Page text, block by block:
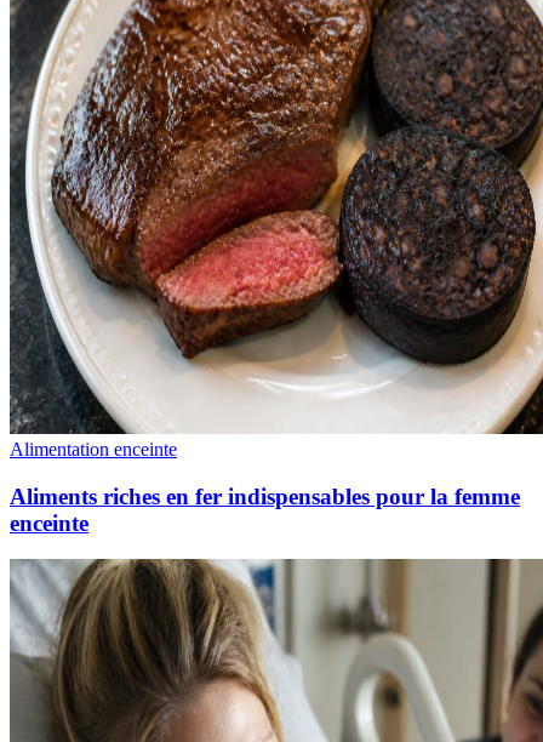
Alimentation enceinte
Aliments riches en fer indispensables pour la femme
enceinte